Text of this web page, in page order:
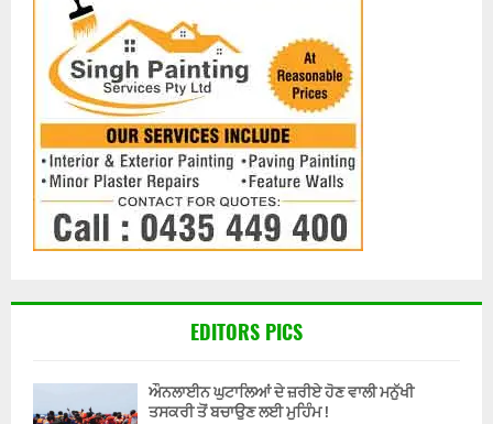
EDITORS PICS
ਔਨਲਾਈਨ ਘੁਟਾਲਿਆਂ ਦੇ ਜ਼ਰੀਏ ਹੋਣ ਵਾਲੀ ਮਨੁੱਖੀ
ਤਸਕਰੀ ਤੋਂ ਬਚਾਉਣ ਲਈ ਮੁਹਿੰਮ !